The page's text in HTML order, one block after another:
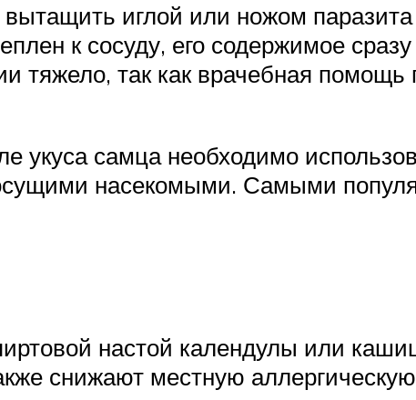
иглой или ножом
к сосуду, его содержимое
тяжело, так как врачебная
самца необходимо
насекомыми. Самыми
настой календулы или
снижают местную